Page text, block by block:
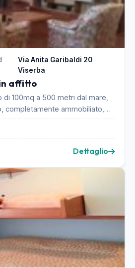
Via Anita Garibaldi 20
Viserba
affitto
100mq a 500 metri dal mare,
completamente ammobiliato,
riscaldamento
Dettaglio